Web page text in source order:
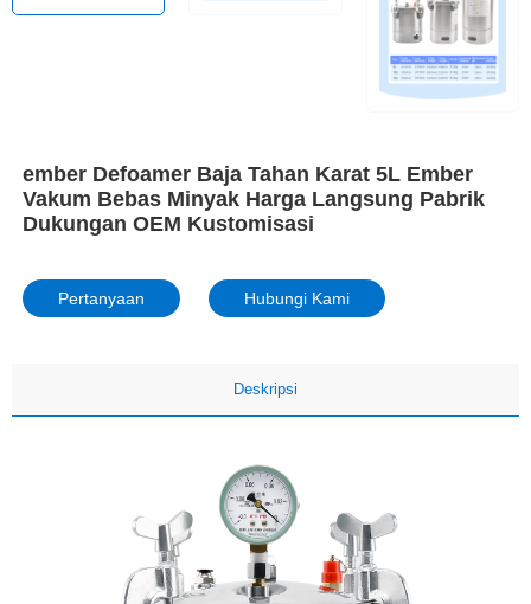
ember Defoamer Baja Tahan Karat 5L Ember
Vakum Bebas Minyak Harga Langsung Pabrik
Dukungan OEM Kustomisasi
Pertanyaan Hubungi Kami
Deskripsi